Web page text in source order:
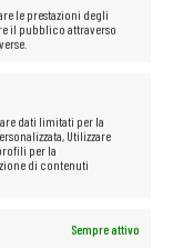
le prestazioni degli
il pubblico attraverso
dati limitati per la
Utilizzare
per la
di contenuti
Sempre attivo
o